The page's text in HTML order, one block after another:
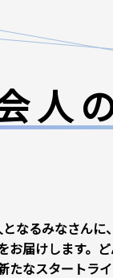
人
なるみなさんに
お届けします。
たなスタートラ